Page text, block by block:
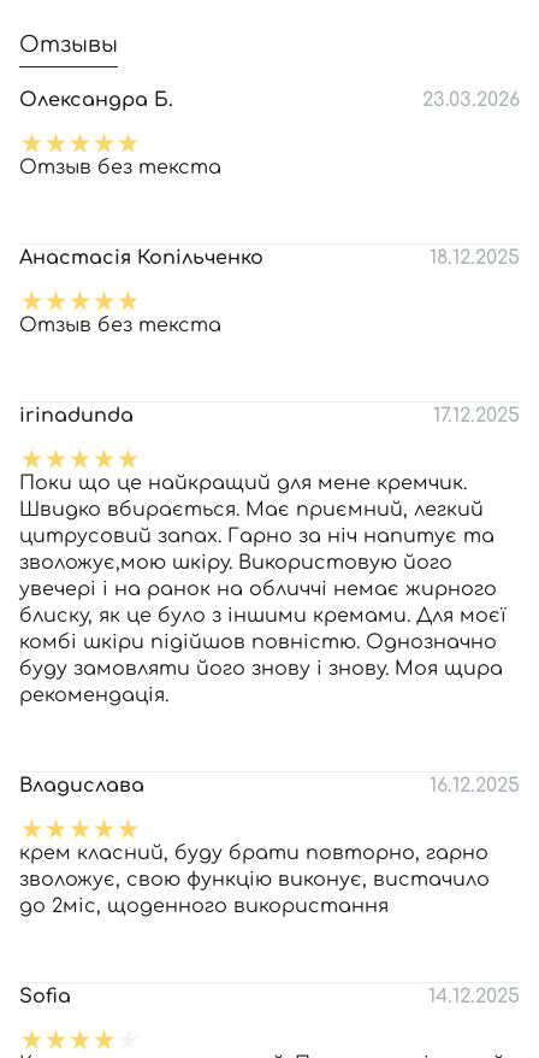
Отзывы
Олександра Б. 23.03.2026
Отзыв без текста
Анастасія Копільченко 18.12.2025
Отзыв без текста
irinadunda 17.12.2025
Поки що це найкращий для мене кремчик.
Швидко вбирається. Має приємний, легкий
цитрусовий запах. Гарно за ніч напитує та
зволожує,мою шкіру. Використовую його
увечері і на ранок на обличчі немає жирного
блиску, як це було з іншими кремами. Для моєї
комбі шкіри підійшов повністю. Однозначно
буду замовляти його знову і знову. Моя щира
рекомендація.
Владислава 16.12.2025
крем класний, буду брати повторно, гарно
зволожує, свою функцію виконує, вистачило
до 2міс, щоденного використання
Sofia 14.12.2025